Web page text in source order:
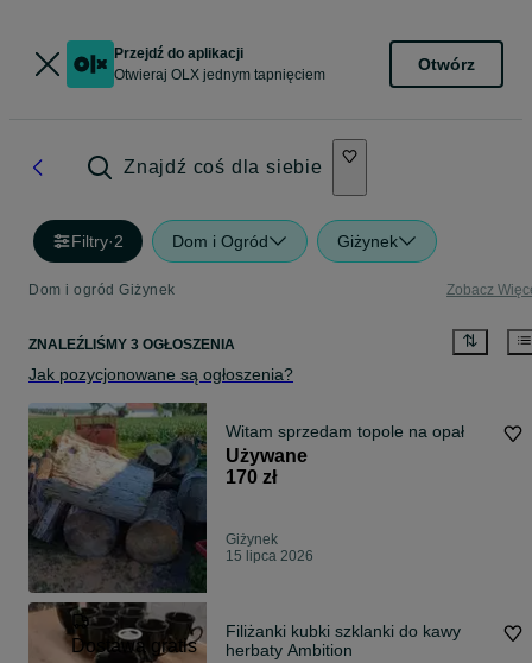
Przejdź do aplikacji
Otwieraj OLX jednym tapnięciem
Otwórz
Znajdź coś dla siebie
Filtry·2 Dom i Ogród Giżynek
Dom i ogród Giżynek Zobacz
ZNALEŹLIŚMY 3 OGŁOSZENIA
Jak pozycjonowane są ogłoszenia?
Witam sprzedam topole na opał
Używane
170 zł
Giżynek
15 lipca 2026
Dostawa gratis
Filiżanki kubki szklanki do kawy
herbaty Ambition